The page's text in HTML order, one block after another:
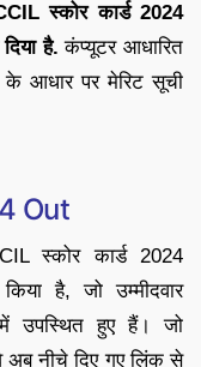
स्कोर कार्ड 2024
है. कंप्यूटर आधारित
के आधार पर मेरिट सूची
Out
स्कोर कार्ड 2024
है, जो उम्मीदवार
में उपस्थित हुए हैं। जो
अब नीचे दिए गए लिंक से